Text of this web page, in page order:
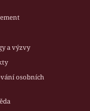
a výzvy
osobních